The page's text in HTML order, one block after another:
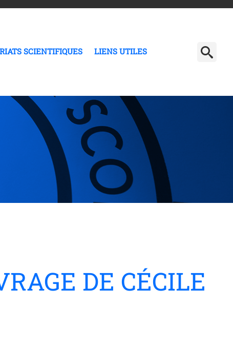
SCIENTIFIQUES LIENS UTILES
DE CÉCILE